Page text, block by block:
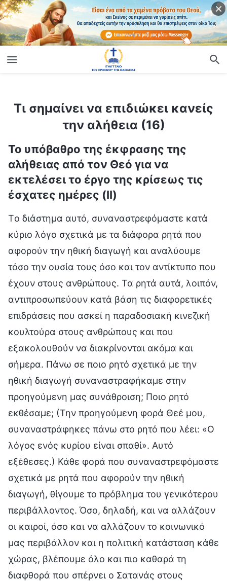
Τι σημαίνει να επιδιώκει κανείς την αλήθεια (16)
Τι σημαίνει να επιδιώκει κανείς
την αλήθεια (16)
Το υπόβαθρο της έκφρασης της
αλήθειας από τον Θεό για να
εκτελέσει το έργο της κρίσεως τις
έσχατες ημέρες (ΙΙ)
Tο διάστημα αυτό, συναναστρεφόμαστε κατά
κύριο λόγο σχετικά με τα διάφορα ρητά που
αφορούν την ηθική διαγωγή και αναλύουμε
τόσο την ουσία τους όσο και τον αντίκτυπο που
έχουν στους ανθρώπους. Τα ρητά αυτά, λοιπόν,
αντιπροσωπεύουν κατά βάση τις διαφορετικές
επιδράσεις που ασκεί η παραδοσιακή κινεζική
κουλτούρα στους ανθρώπους και που
εξακολουθούν να διακρίνονται ακόμα και
σήμερα. Πάνω σε ποιο ρητό σχετικά με την
ηθική διαγωγή συναναστραφήκαμε στην
προηγούμενη μας συνάθροιση; Ποιο ρητό
εκθέσαμε; (Την προηγούμενη φορά Θεέ μου,
συναναστράφηκες πάνω στο ρητό που λέει: «Ο
λόγος ενός κυρίου είναι σπαθί». Αυτό
εξέθεσες.) Κάθε φορά που συναναστρεφόμαστε
σχετικά με ρητά που αφορούν την ηθική
διαγωγή, θίγουμε το πρόβλημα του γενικότερου
περιβάλλοντος. Όσο, δηλαδή, και να αλλάζουν
οι καιροί, όσο και να αλλάζουν το κοινωνικό
μας περιβάλλον και η πολιτική κατάσταση κάθε
χώρας, βλέπουμε όλο και πιο καθαρά τη
διαφθορά που σπέρνει ο Σατανάς στους